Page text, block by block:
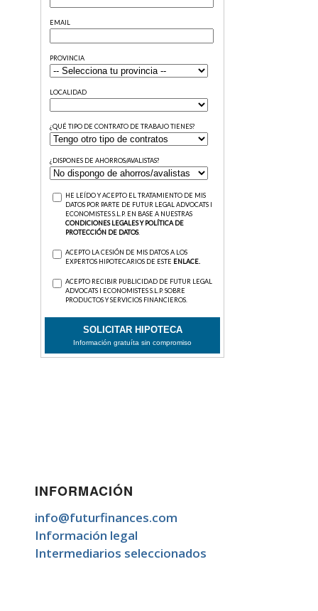
INFORMACIÓN
info@futurfinances.com
Información legal
Intermediarios seleccionados